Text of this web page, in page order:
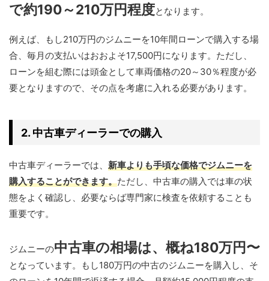
で約190～210万円程度となります。
例えば、もし210万円のジムニーを10年間ローンで購入する場
合、毎月の支払いはおおよそ17,500円になります。ただし、
ローンを組む際には頭金として車両価格の20～30％程度が必
要となりますので、その点を考慮に入れる必要があります。
2. 中古車ディーラーでの購入
中古車ディーラーでは、 新車よりも手頃な価格でジムニーを
購入することができます。ただし、中古車の購入では車の状
態をよく確認し、必要ならば専門家に検査を依頼することも
重要です。
ジムニーの中古車の相場は、概ね180万円〜
となっています。もし180万円の中古のジムニーを購入し、そ